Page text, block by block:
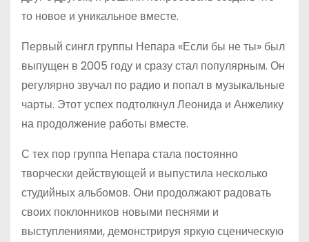
то новое и уникальное вместе.
Первый сингл группы Непара «Если бы не ты» был
выпущен в 2005 году и сразу стал популярным. Он
регулярно звучал по радио и попал в музыкальные
чарты. Этот успех подтолкнул Леонида и Анжелику
на продолжение работы вместе.
С тех пор группа Непара стала постоянно
творчески действующей и выпустила несколько
студийных альбомов. Они продолжают радовать
своих поклонников новыми песнями и
выступлениями, демонстрируя яркую сценическую